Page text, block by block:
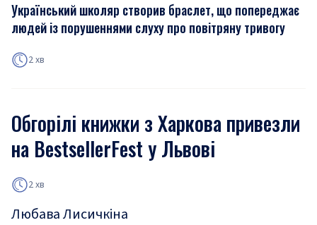
Український школяр створив браслет, що попереджає
людей із порушеннями слуху про повітряну тривогу
2 хв
Обгорілі книжки з Харкова привезли
на BestsellerFest у Львові
2 хв
Любава Лисичкіна